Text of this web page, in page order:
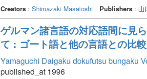
Creators: Shimazaki Masatoshi Publishers: 山
ゲルマン諸言語の対応語間に見
て : ゴート語と他の言語との比
Yamaguchi Daigaku dokufutsu bungaku
published_at 1996